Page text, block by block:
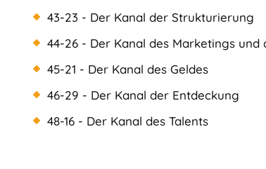
43-23 - Der Kanal der Strukturierung
44-26 - Der Kanal des Marketings
45-21 - Der Kanal des Geldes
46-29 - Der Kanal der Entdeckung
48-16 - Der Kanal des Talents